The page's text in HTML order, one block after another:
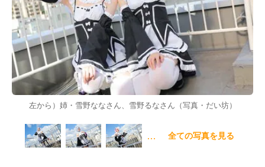
左から）姉・雪野ななさん、雪野るなさん（写真・だい坊）
… 全ての写真を見る